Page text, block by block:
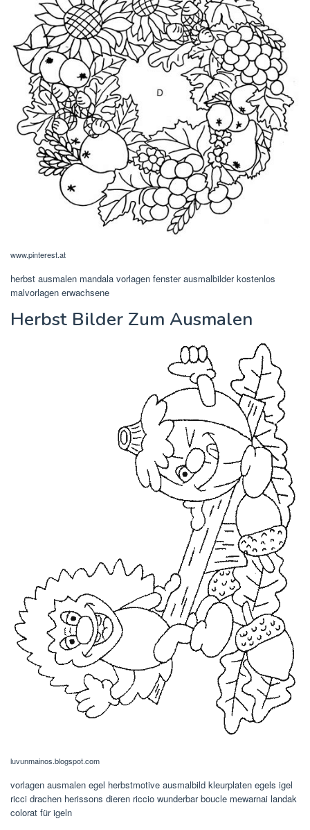
www.pinterest.at
herbst ausmalen mandala vorlagen fenster ausmalbilder kostenlos
malvorlagen erwachsene
Herbst Bilder Zum Ausmalen
luvunmainos.blogspot.com
vorlagen ausmalen egel herbstmotive ausmalbild kleurplaten egels igel
ricci drachen herissons dieren riccio wunderbar boucle mewarnai landak
colorat für igeln